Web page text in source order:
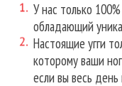
У нас только
обладающий
Настоящие угги
которому ваши
если вы весь